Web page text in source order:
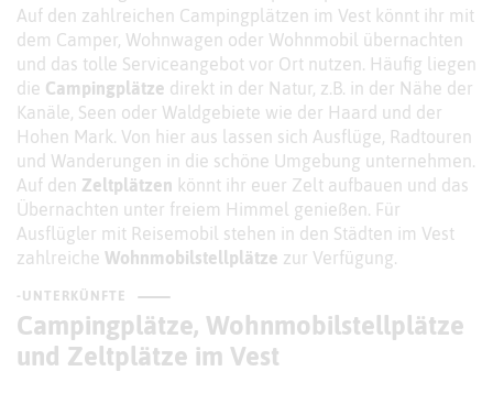
Auf den zahlreichen Campingplätzen im Vest könnt ihr mit
dem Camper, Wohnwagen oder Wohnmobil übernachten
und das tolle Serviceangebot vor Ort nutzen. Häufig liegen
die Campingplätze direkt in der Natur, z.B. in der Nähe der
Kanäle, Seen oder Waldgebiete wie der Haard und der
Hohen Mark. Von hier aus lassen sich Ausflüge, Radtouren
und Wanderungen in die schöne Umgebung unternehmen.
Auf den Zeltplätzen könnt ihr euer Zelt aufbauen und das
Übernachten unter freiem Himmel genießen. Für
Ausflügler mit Reisemobil stehen in den Städten im Vest
zahlreiche Wohnmobilstellplätze zur Verfügung.
-UNTERKÜNFTE
Campingplätze, Wohnmobilstellplätze
und Zeltplätze im Vest